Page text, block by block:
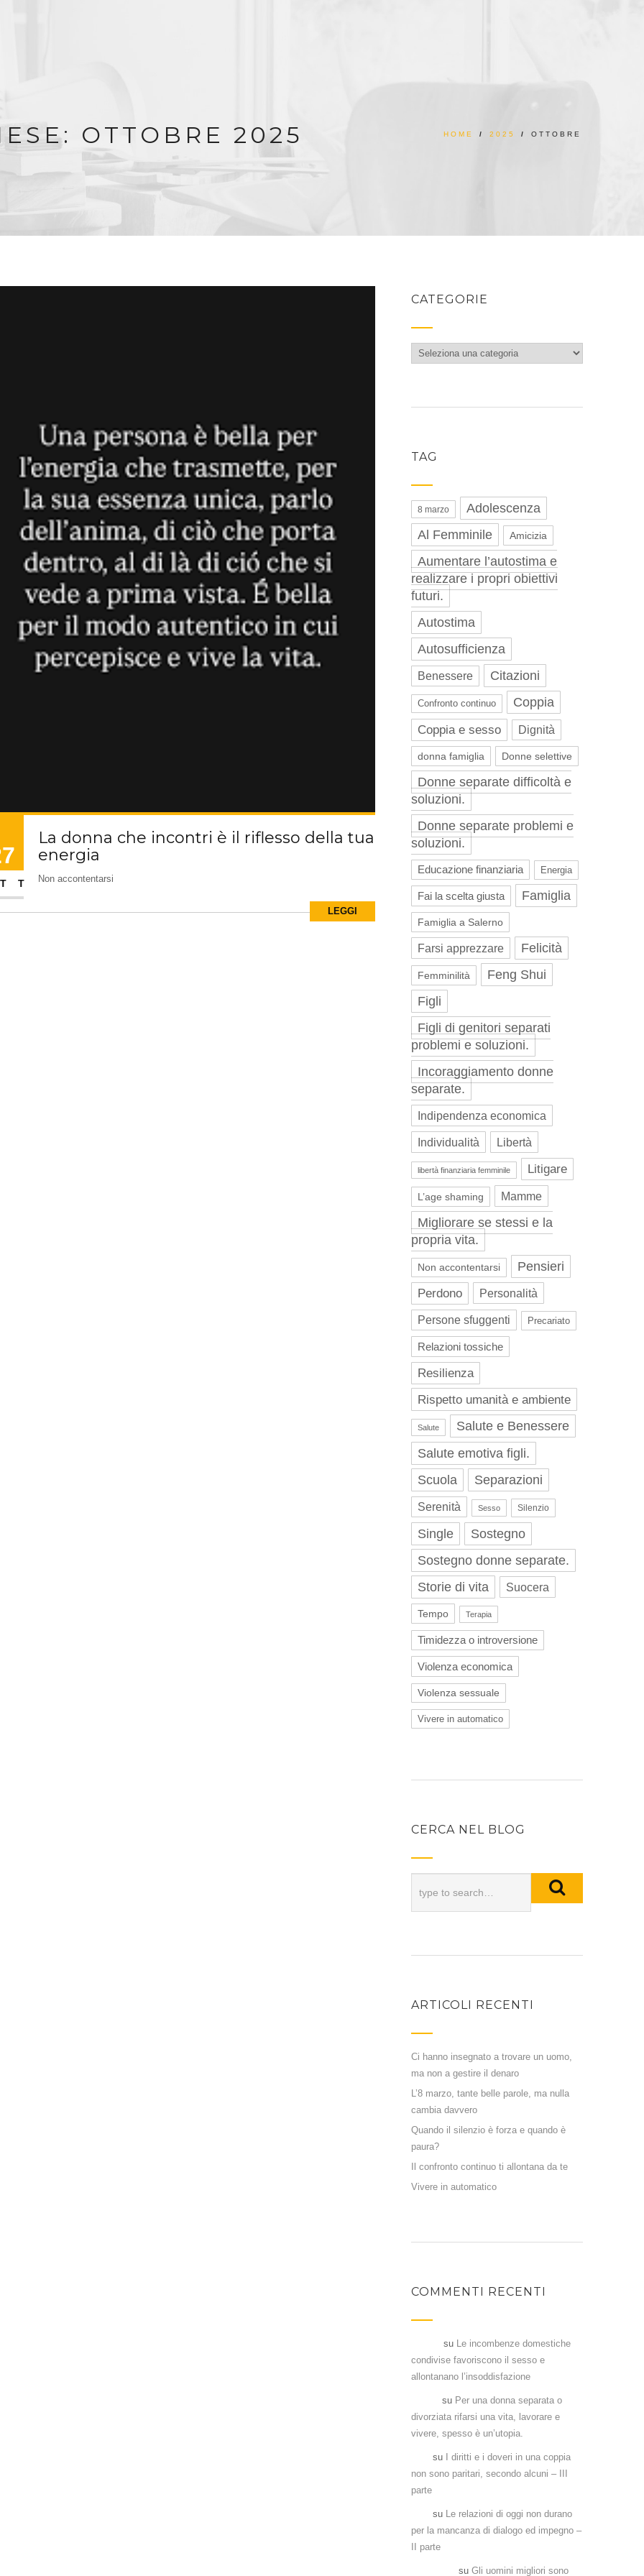
OTTOBRE 2025 HOME / 2025 / OTTOBRE
La donna che incontri è il riflesso della tua
energia
Non accontentarsi
LEGGI
CATEGORIE
Categorie
TAG
8 marzo
Adolescenza
Al Femminile
Amicizia
Aumentare l’autostima e
realizzare i propri obiettivi
futuri.
Autostima
Autosufficienza
Benessere Citazioni
Confronto continuo Coppia
Coppia e sesso Dignità
donna famiglia Donne selettive
Donne separate difficoltà e
soluzioni.
Donne separate problemi e
soluzioni.
Educazione finanziaria Energia
Fai la scelta giusta Famiglia
Famiglia a Salerno
Farsi apprezzare Felicità
Femminilità
Feng Shui
Figli
Figli di genitori separati
problemi e soluzioni.
Incoraggiamento donne
separate.
Indipendenza economica
Individualità Libertà
libertà finanziaria femminile Litigare
L’age shaming Mamme
Migliorare se stessi e la
propria vita.
Non accontentarsi Pensieri
Perdono Personalità
Persone sfuggenti Precariato
Relazioni tossiche
Resilienza
Rispetto umanità e ambiente
Salute
Salute e Benessere
Salute emotiva figli.
Scuola
Separazioni
Serenità Sesso Silenzio
Single
Sostegno
Sostegno donne separate.
Storie di vita
Suocera
Tempo Terapia
Timidezza o introversione
Violenza economica
Violenza sessuale
Vivere in automatico
CERCA NEL BLOG
ARTICOLI RECENTI
Ci hanno insegnato a trovare un uomo,
ma non a gestire il denaro
L’8 marzo, tante belle parole, ma nulla
cambia davvero
Quando il silenzio è forza e quando è
paura?
Il confronto continuo ti allontana da te
Vivere in automatico
COMMENTI RECENTI
su Le incombenze domestiche
condivise favoriscono il sesso e
allontanano l’insoddisfazione
su Per una donna separata o
divorziata rifarsi una vita, lavorare e
vivere, spesso è un’utopia.
su
I diritti e i doveri in una coppia
non sono paritari, secondo alcuni – III
parte
su Le relazioni di oggi non durano
per la mancanza di dialogo ed impegno –
II parte
su Gli uomini migliori sono